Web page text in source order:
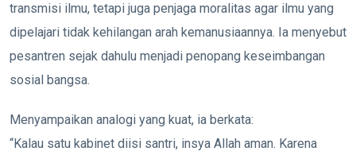
transmisi ilmu, tetapi juga penjaga moralitas agar ilmu yang
dipelajari tidak kehilangan arah kemanusiaannya. Ia menyebut
pesantren sejak dahulu menjadi penopang keseimbangan
sosial bangsa.
Menyampaikan analogi yang kuat, ia berkata:
“Kalau satu kabinet diisi santri, insya Allah aman. Karena